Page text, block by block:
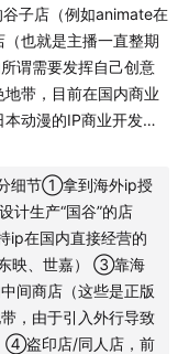
费
可以逃避的世界
式、传教模式
子店（例如animate在
也就是主播一直整期
谓需要发挥自己创意
带，目前在国内商业
动漫的IP商业开发一
不如考虑一下本身人
元的“痛屋”（就是整
了国内二次元的展现
谷子的源头。错误太
理小说会接触很多日
误。对于不熟悉的领
请一个了解的嘉宾一
细节①拿到海外ip授
计生产“国谷”的店
ip在国内直接经营的
映、世嘉） ③靠海
间商店（这些是正版
，由于引入外行导致
④盗印店/同人店，前